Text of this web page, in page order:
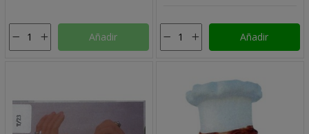
Añadir Añadir